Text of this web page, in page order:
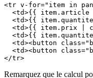
<tr v-for="item in
<td>{{ item.article
<td>{{
<td>{{ item.prix |
<td>{{
<td><button
<td><button
</tr>
Remarquez que le calcul